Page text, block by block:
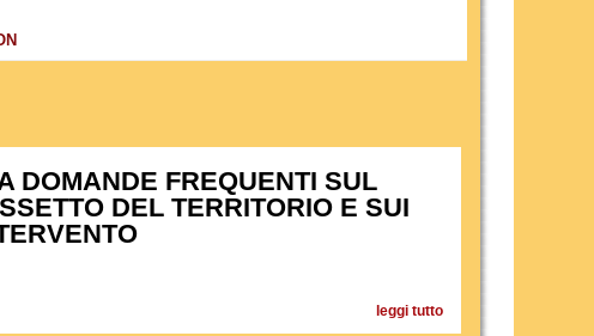
DOMANDE FREQUENTI SUL
DEL TERRITORIO E SUI
leggi tuttosu